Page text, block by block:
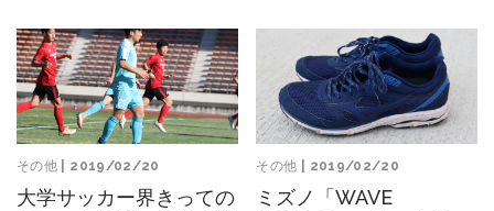
その他 | 2019/02/20
大学サッカー界きっての
その他 | 2019/02/20
ミズノ「WAVE